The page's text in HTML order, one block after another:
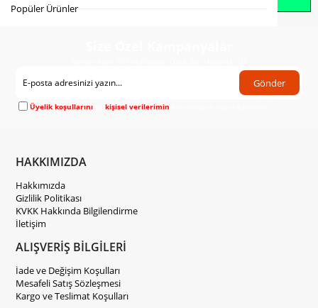
Gönder
Üyelik koşullarını vekişisel verilerimin
HAKKIMIZDA
Hakkımızda
Gizlilik Politikası
KVKK Hakkında Bilgilendirme
İletişim
ALIŞVERİŞ BİLGİLERİ
İade ve Değişim Koşulları
Mesafeli Satış Sözleşmesi
Kargo ve Teslimat Koşulları
Popüler Ürünler